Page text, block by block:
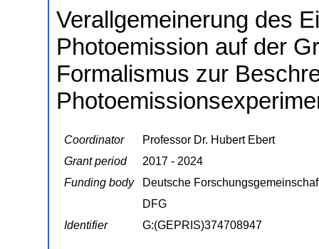
Verallgemeinerung des
Photoemission auf der
Formalismus zur
Coordinator
Professor Dr. Hubert Ebert
Grant period
2017 - 2024
Funding body
Deutsche
DFG
Identifier
G:(GEPRIS)374708947